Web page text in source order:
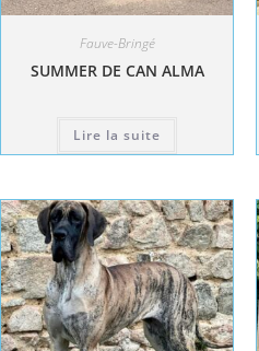
Fauve-Bringé
SUMMER DE CAN ALMA
Lire la suite